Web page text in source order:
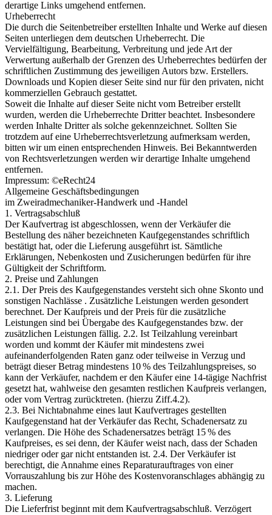
derartige Links umgehend entfernen.
Urheberrecht
Die durch die Seitenbetreiber erstellten Inhalte und Werke auf diesen
Seiten unterliegen dem deutschen Urheberrecht. Die
Vervielfältigung, Bearbeitung, Verbreitung und jede Art der
Verwertung außerhalb der Grenzen des Urheberrechtes bedürfen der
schriftlichen Zustimmung des jeweiligen Autors bzw. Erstellers.
Downloads und Kopien dieser Seite sind nur für den privaten, nicht
kommerziellen Gebrauch gestattet.
Soweit die Inhalte auf dieser Seite nicht vom Betreiber erstellt
wurden, werden die Urheberrechte Dritter beachtet. Insbesondere
werden Inhalte Dritter als solche gekennzeichnet. Sollten Sie
trotzdem auf eine Urheberrechtsverletzung aufmerksam werden,
bitten wir um einen entsprechenden Hinweis. Bei Bekanntwerden
von Rechtsverletzungen werden wir derartige Inhalte umgehend
entfernen.
Impressum: ©eRecht24
Allgemeine Geschäftsbedingungen
im Zweiradmechaniker-Handwerk und -Handel
1. Vertragsabschluß
Der Kaufvertrag ist abgeschlossen, wenn der Verkäufer die
Bestellung des näher bezeichneten Kaufgegenstandes schriftlich
bestätigt hat, oder die Lieferung ausgeführt ist. Sämtliche
Erklärungen, Nebenkosten und Zusicherungen bedürfen für ihre
Gültigkeit der Schriftform.
2. Preise und Zahlungen
2.1. Der Preis des Kaufgegenstandes versteht sich ohne Skonto und
sonstigen Nachlässe . Zusätzliche Leistungen werden gesondert
berechnet. Der Kaufpreis und der Preis für die zusätzliche
Leistungen sind bei Übergabe des Kaufgegenstandes bzw. der
zusätzlichen Leistungen fällig. 2.2. Ist Teilzahlung vereinbart
worden und kommt der Käufer mit mindestens zwei
aufeinanderfolgenden Raten ganz oder teilweise in Verzug und
beträgt dieser Betrag mindestens 10 % des Teilzahlungspreises, so
kann der Verkäufer, nachdem er den Käufer eine 14-tägige Nachfrist
gesetzt hat, wahlweise den gesamten restlichen Kaufpreis verlangen,
oder vom Vertrag zurücktreten. (hierzu Ziff.4.2).
2.3. Bei Nichtabnahme eines laut Kaufvertrages gestellten
Kaufgegenstand hat der Verkäufer das Recht, Schadenersatz zu
verlangen. Die Höhe des Schadenersatzes beträgt 15 % des
Kaufpreises, es sei denn, der Käufer weist nach, dass der Schaden
niedriger oder gar nicht entstanden ist. 2.4. Der Verkäufer ist
berechtigt, die Annahme eines Reparaturauftrages von einer
Vorrauszahlung bis zur Höhe des Kostenvoranschlages abhängig zu
machen.
3. Lieferung
Die Lieferfrist beginnt mit dem Kaufvertragsabschluß. Verzögert